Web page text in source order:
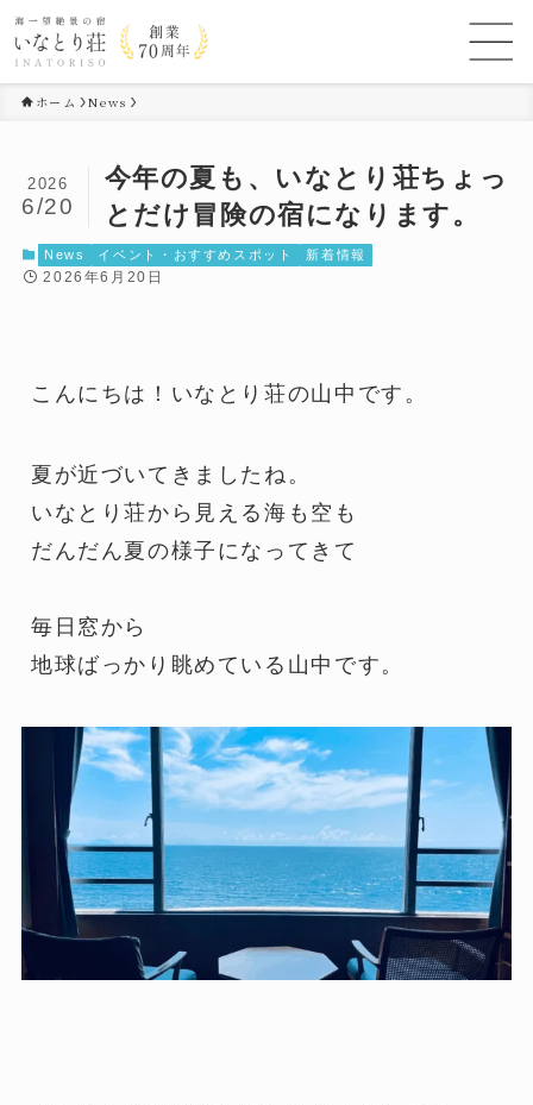
ホーム News
今年の夏も、いなとり荘ちょっ
とだけ冒険の宿になります。
2026
6/20
News イベント・おすすめスポット 新着情報
2026年6月20日
こんにちは！いなとり荘の山中です。
夏が近づいてきましたね。
いなとり荘から見える海も空も
だんだん夏の様子になってきて
毎日窓から
地球ばっかり眺めている山中です。